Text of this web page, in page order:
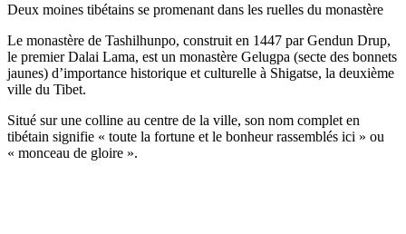
Deux moines tibétains se promenant dans les ruelles du monastère
Le monastère de Tashilhunpo, construit en 1447 par Gendun Drup,
le premier Dalai Lama, est un monastère Gelugpa (secte des bonnets
jaunes) d’importance historique et culturelle à Shigatse, la deuxième
ville du Tibet.
Situé sur une colline au centre de la ville, son nom complet en
tibétain signifie « toute la fortune et le bonheur rassemblés ici » ou
« monceau de gloire ».